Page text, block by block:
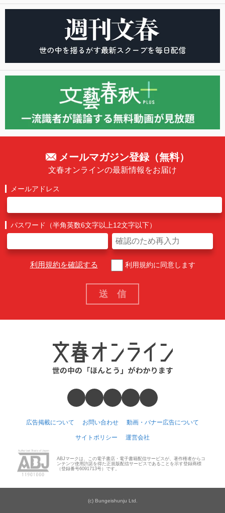
メールマガジン登録（無料）
文春オンラインの最新情報をお届け
メールアドレス
パスワード（半角英数6文字以上12文字以下）
利用規約を確認する 利用規約に同意します
広告掲載について お問い合わせ 動画・バナー広告について
サイトポリシー 運営会社
ABJマークは、この電子書店・電子書籍配信サービスが、著作権者からコ
ンテンツ使用許諾を得た正規版配信サービスであることを示す登録商標
（登録番号6091713号）です。
(c) Bungeishunju Ltd.